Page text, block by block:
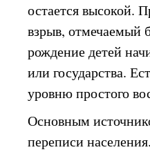
остается высокой.
взрыв, отмечаемый
рождение детей
или государства.
уровню простого
Основным
переписи